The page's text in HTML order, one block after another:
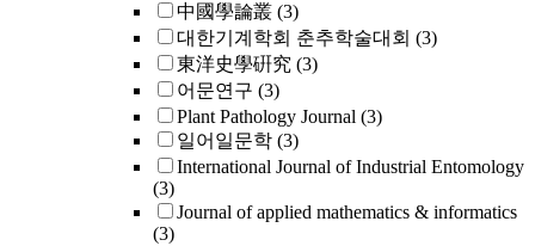
中國學論叢 (3)
대한기계학회 춘추학술대회 (3)
東洋史學硏究 (3)
어문연구 (3)
Plant Pathology Journal (3)
일어일문학 (3)
International Journal of Industrial Entomology
(3)
Journal of applied mathematics & informatics
(3)